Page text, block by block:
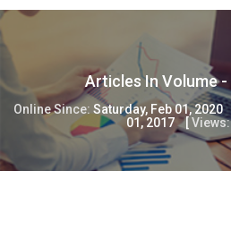
Articles In Volume -
Online Since: Saturday, Feb 01, 2020
01, 2017 [Views: